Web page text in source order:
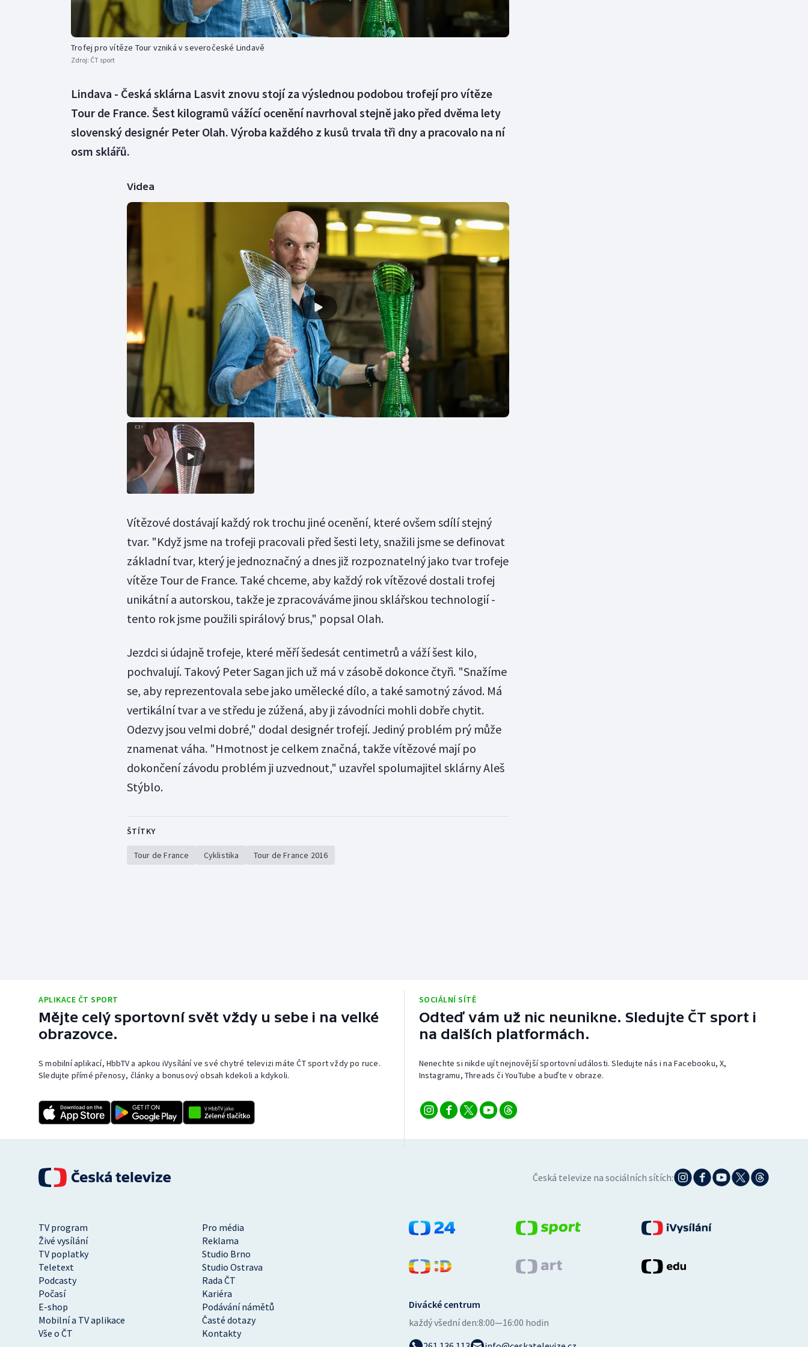
Trofej pro vítěze Tour vzniká v severočeské Lindavě
Zdroj: ČT sport
Lindava - Česká sklárna Lasvit znovu stojí za výslednou podobou trofejí pro vítěze
Tour de France. Šest kilogramů vážící ocenění navrhoval stejně jako před dvěma lety
slovenský designér Peter Olah. Výroba každého z kusů trvala tři dny a pracovalo na ní
osm sklářů.
Videa
Vítězové dostávají každý rok trochu jiné ocenění, které ovšem sdílí stejný
tvar. "Když jsme na trofeji pracovali před šesti lety, snažili jsme se definovat
základní tvar, který je jednoznačný a dnes již rozpoznatelný jako tvar trofeje
vítěze Tour de France. Také chceme, aby každý rok vítězové dostali trofej
unikátní a autorskou, takže je zpracováváme jinou sklářskou technologií -
tento rok jsme použili spirálový brus," popsal Olah.
Jezdci si údajně trofeje, které měří šedesát centimetrů a váží šest kilo,
pochvalují. Takový Peter Sagan jich už má v zásobě dokonce čtyři. "Snažíme
se, aby reprezentovala sebe jako umělecké dílo, a také samotný závod. Má
vertikální tvar a ve středu je zúžená, aby ji závodníci mohli dobře chytit.
Odezvy jsou velmi dobré," dodal designér trofejí. Jediný problém prý může
znamenat váha. "Hmotnost je celkem značná, takže vítězové mají po
dokončení závodu problém ji uzvednout," uzavřel spolumajitel sklárny Aleš
Stýblo.
ŠTÍTKY
Tour de France Cyklistika Tour de France 2016
APLIKACE ČT SPORT
Mějte celý sportovní svět vždy u sebe i na velké
obrazovce.
S mobilní aplikací, HbbTV a apkou iVysílání ve své chytré televizi máte ČT sport vždy po ruce.
Sledujte přímé přenosy, články a bonusový obsah kdekoli a kdykoli.
SOCIÁLNÍ SÍTĚ
Odteď vám už nic neunikne. Sledujte ČT sport i
na dalších platformách.
Nenechte si nikde ujít nejnovější sportovní události. Sledujte nás i na Facebooku, X,
Instagramu, Threads či YouTube a buďte v obraze.
Česká televize na sociálních sítích:
TV program
Pro média
Živé vysílání
Reklama
TV poplatky
Studio Brno
Teletext
Studio Ostrava
Podcasty
Rada ČT
Počasí
Kariéra
E-shop
Podávání námětů
Mobilní a TV aplikace
Časté dotazy
Vše o ČT
Kontakty
Divácké centrum
každý všední den:8:00—16:00 hodin